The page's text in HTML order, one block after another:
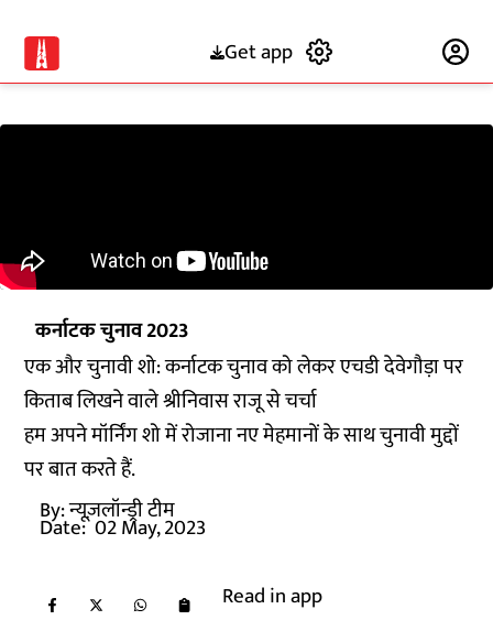
Get app
कर्नाटक चुनाव 2023
एक और चुनावी शो: कर्नाटक चुनाव को लेकर एचडी देवेगौड़ा पर
किताब लिखने वाले श्रीनिवास राजू से चर्चा
हम अपने मॉर्निंग शो में रोजाना नए मेहमानों के साथ चुनावी मुद्दों
पर बात करते हैं.
By:न्यूज़लॉन्ड्री टीम
Date: 02 May, 2023
Read in app